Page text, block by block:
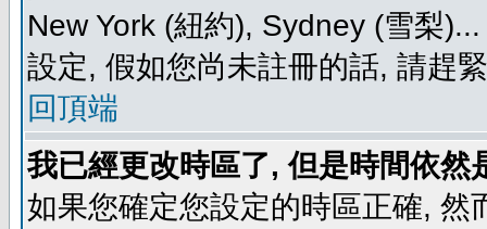
New York (紐約), Sydney (雪梨
設定, 假如您尚未註冊的話, 請趕
回頂端
我已經更改時區了, 但是時間依然
如果您確定您設定的時區正確,